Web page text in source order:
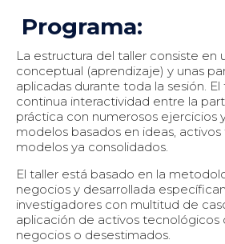
Programa:
La estructura del taller consiste en
conceptual (aprendizaje) y unas
aplicadas durante toda la sesión. El
continua interactividad entre la
práctica con numerosos ejercicios
modelos basados en ideas,
modelos ya consolidados.
El taller está basado en la
negocios y desarrollada
investigadores con multitud de
aplicación de activos tecnológicos
negocios o desestimados.